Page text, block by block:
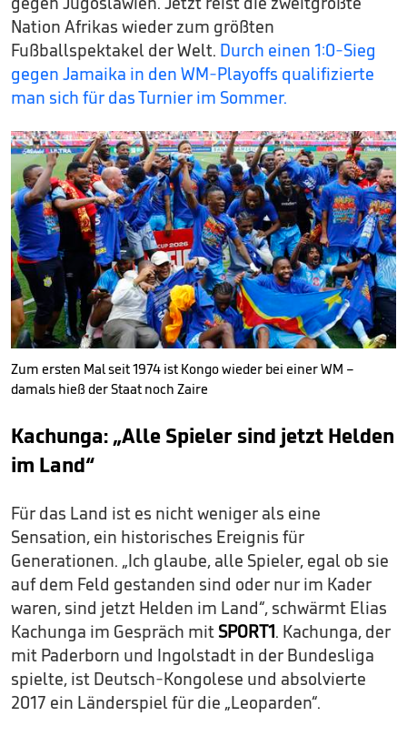
Nation Afrikas wieder zum größten
Fußballspektakel der Welt. Durch einen 1:0-Sieg
gegen Jamaika in den WM-Playoffs qualifizierte
man sich für das Turnier im Sommer.
Zum ersten Mal seit 1974 ist Kongo wieder bei einer WM –
damals hieß der Staat noch Zaire
Kachunga: „Alle Spieler sind jetzt Helden
im Land“
Für das Land ist es nicht weniger als eine
Sensation, ein historisches Ereignis für
Generationen. „Ich glaube, alle Spieler, egal ob sie
auf dem Feld gestanden sind oder nur im Kader
waren, sind jetzt Helden im Land“, schwärmt Elias
Kachunga im Gespräch mit SPORT1. Kachunga, der
mit Paderborn und Ingolstadt in der Bundesliga
spielte, ist Deutsch-Kongolese und absolvierte
2017 ein Länderspiel für die „Leoparden“.